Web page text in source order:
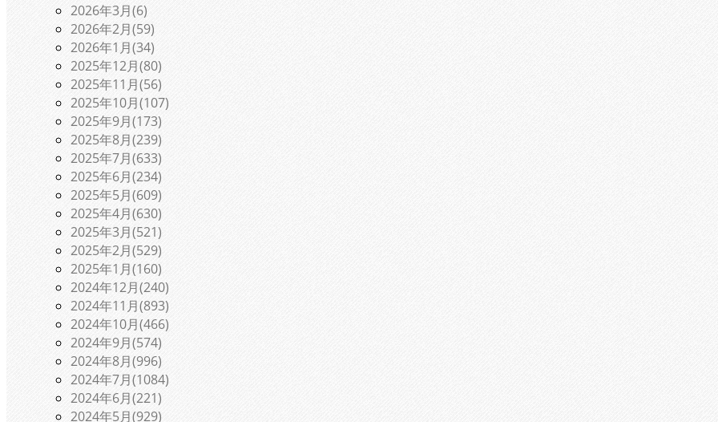
2026年3月(6)
2026年2月(59)
2026年1月(34)
2025年12月(80)
2025年11月(56)
2025年10月(107)
2025年9月(173)
2025年8月(239)
2025年7月(633)
2025年6月(234)
2025年5月(609)
2025年4月(630)
2025年3月(521)
2025年2月(529)
2025年1月(160)
2024年12月(240)
2024年11月(893)
2024年10月(466)
2024年9月(574)
2024年8月(996)
2024年7月(1084)
2024年6月(221)
2024年5月(929)